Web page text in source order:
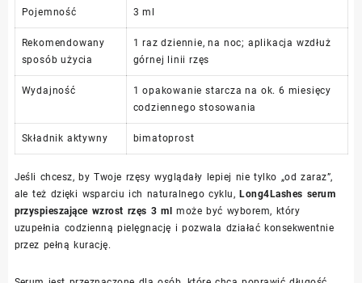
Pojemność 3 ml
Rekomendowany
sposób użycia
1 raz dziennie, na noc; aplikacja wzdłuż
górnej linii rzęs
Wydajność
1 opakowanie starcza na ok. 6 miesięcy
codziennego stosowania
Składnik aktywny bimatoprost
Jeśli chcesz, by Twoje rzęsy wyglądały lepiej nie tylko „od zaraz”,
ale też dzięki wsparciu ich naturalnego cyklu, Long4Lashes serum
przyspieszające wzrost rzęs 3 ml
może być wyborem, który
uzupełnia codzienną pielęgnację i pozwala działać konsekwentnie
przez pełną kurację.